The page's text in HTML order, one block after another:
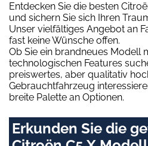
Entdecken Sie die besten
und sichern Sie sich Ihren
Unser vielfältiges Angebot an
fast keine Wünsche offen.
Ob Sie ein brandneues Modell
technologischen Features
preiswertes, aber qualitativ
Gebrauchtfahrzeug
breite Palette an Optionen.
Erkunden Sie die